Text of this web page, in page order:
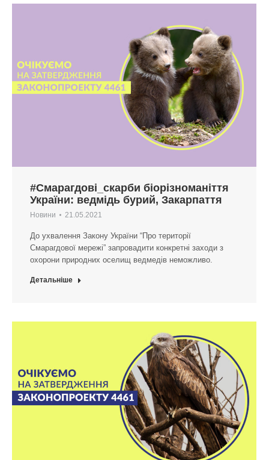
#Смарагдові_скарби біорізноманіття
України: ведмідь бурий, Закарпаття
Новини 21.05.2021
До ухвалення Закону України “Про території
Смарагдової мережі” запровадити конкретні заходи з
охорони природних оселищ ведмедів неможливо.
Детальніше